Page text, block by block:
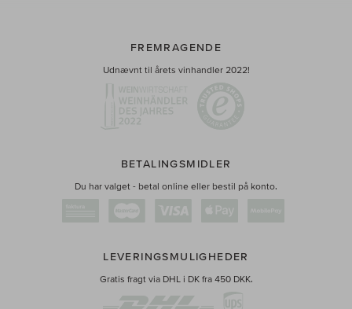
FREMRAGENDE
Udnævnt til årets vinhandler 2022!
BETALINGSMIDLER
Du har valget - betal online eller bestil på konto.
LEVERINGSMULIGHEDER
Gratis fragt via DHL i DK fra 450 DKK.